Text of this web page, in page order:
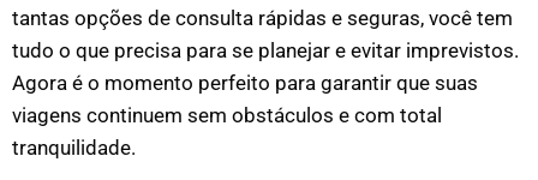
tantas opções de consulta rápidas e seguras, você tem
tudo o que precisa para se planejar e evitar imprevistos.
Agora é o momento perfeito para garantir que suas
viagens continuem sem obstáculos e com total
tranquilidade.